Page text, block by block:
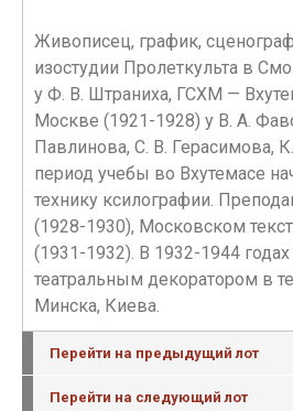
Живописец, график,
изостудии Пролеткульта в
у Ф. В. Штраниха, ГСХМ —
Москве (1921-1928) у В. А.
Павлинова, С. В. Герасимова,
период учебы во Вхутемасе
технику ксилографии.
(1928-1930), Московском
(1931-1932). В 1932-1944 годах
театральным декоратором в
Минска, Киева.
Перейти на предыдущий лот
Перейти на следующий лот